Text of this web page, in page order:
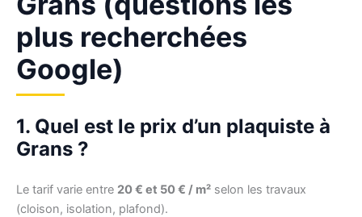
plus recherchées
Google)
1. Quel est le prix d’un plaquiste à
Grans ?
Le tarif varie entre 20 € et 50 € / m² selon les travaux
(cloison, isolation, plafond).